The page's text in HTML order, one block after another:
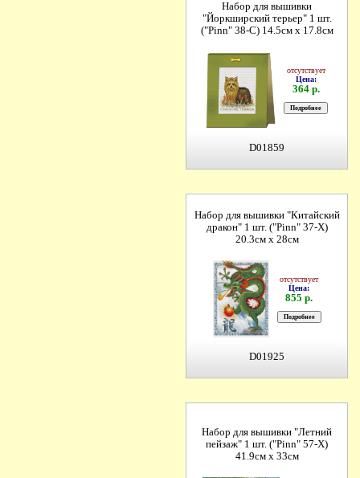
Набор для вышивки
"Йоркширский терьер" 1 шт.
("Pinn" 38-C) 14.5см х 17.8см
отсутствует
Цена:
364 р.
D01859
Набор для вышивки "Китайский
дракон" 1 шт. ("Pinn" 37-X)
20.3см х 28см
отсутствует
Цена:
855 р.
D01925
Набор для вышивки "Летний
пейзаж" 1 шт. ("Pinn" 57-X)
41.9см х 33см